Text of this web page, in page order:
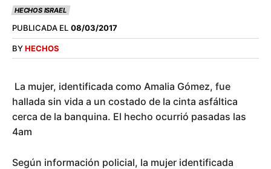
HECHOS ISRAEL
PUBLICADA EL 08/03/2017
BYHECHOS
La mujer, identificada como Amalia Gómez, fue
hallada sin vida a un costado de la cinta asfáltica
cerca de la banquina. El hecho ocurrió pasadas las
4am
Según información policial, la mujer identificada